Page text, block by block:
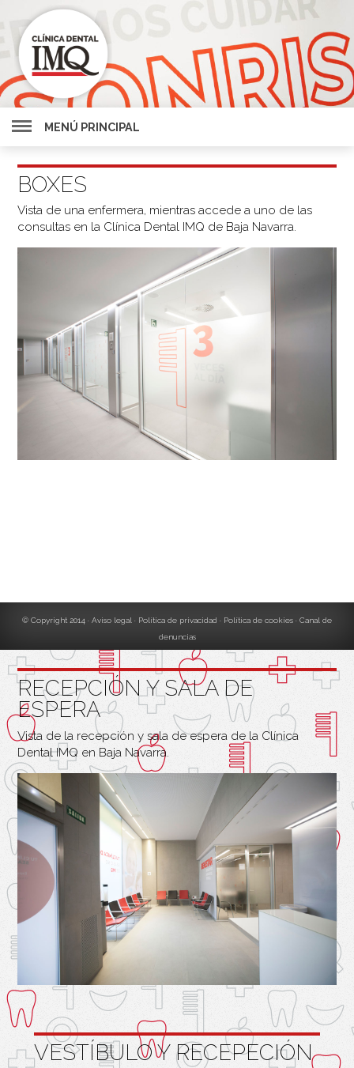
MENÚ PRINCIPAL
BOXES
Vista de una enfermera, mientras accede a uno de las
consultas en la Clínica Dental IMQ de Baja Navarra.
© Copyright 2014 Aviso legal Política de privacidad Política de cookies
Canal de
denuncias
RECEPCIÓN Y SALA DE
ESPERA
Vista de la recepción y sala de espera de la Clínica
Dental IMQ en Baja Navarra.
VESTÍBULO Y RECEPECIÓN